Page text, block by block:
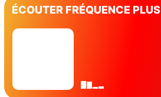
ÉCOUTER FRÉQUENCE PLUS